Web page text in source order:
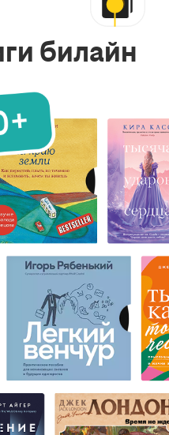
билайн